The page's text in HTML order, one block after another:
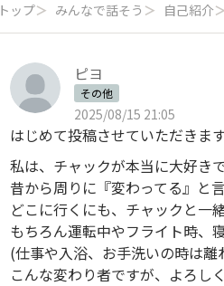
トップ＞ みんなで話そう ＞ 自己紹介＞
ピヨ
その他
2025/08/15 21:05
はじめて投稿させていただきま
私は、チャックが本当に大好き
昔から周りに『変わってる』と
どこに行くにも、チャックと一緒
もちろん運転中やフライト時、
(仕事や入浴、お手洗いの時は離
こんな変わり者ですが、よろし